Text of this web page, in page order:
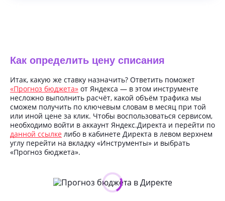
Как определить цену списания
Итак, какую же ставку назначить? Ответить поможет
«Прогноз бюджета» от Яндекса — в этом инструменте
несложно выполнить расчёт, какой объём трафика мы
сможем получить по ключевым словам в месяц при той
или иной цене за клик. Чтобы воспользоваться сервисом,
необходимо войти в аккаунт Яндекс.Директа и перейти по
данной ссылке либо в кабинете Директа в левом верхнем
углу перейти на вкладку «Инструменты» и выбрать
«Прогноз бюджета».